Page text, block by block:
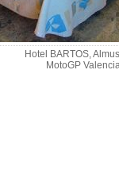
Hotel BARTOS,
MotoGP Valencia